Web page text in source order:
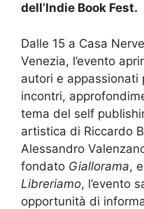
dell’Indie Book Fest.
Dalle 15 a Casa
Venezia, l’evento
autori e appassionati
incontri,
tema del self
artistica di Riccardo
Alessandro
fondato Giallorama,
Libreriamo, l’evento
opportunità di